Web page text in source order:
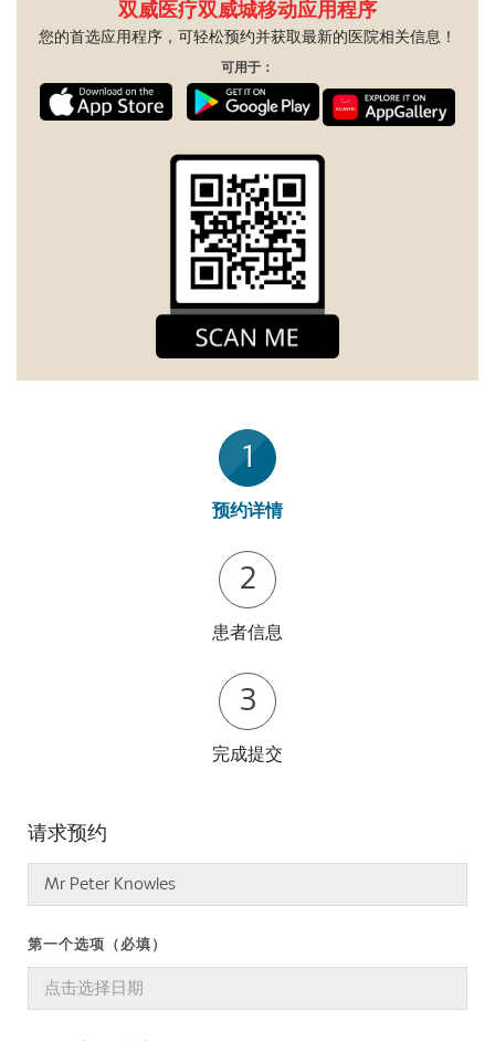
双威医疗双威城移动应用程序
您的首选应用程序，可轻松预约并获取最新的医院相关信息！
可用于：
1
预约详情
2
患者信息
3
完成提交
请求预约
第一个选项（必填）